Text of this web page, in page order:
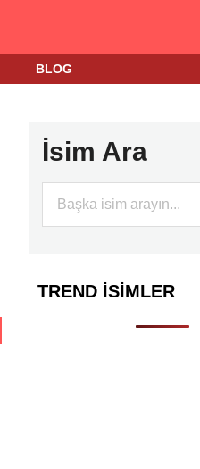
BLOG
İsim Ara
TREND İSIMLER